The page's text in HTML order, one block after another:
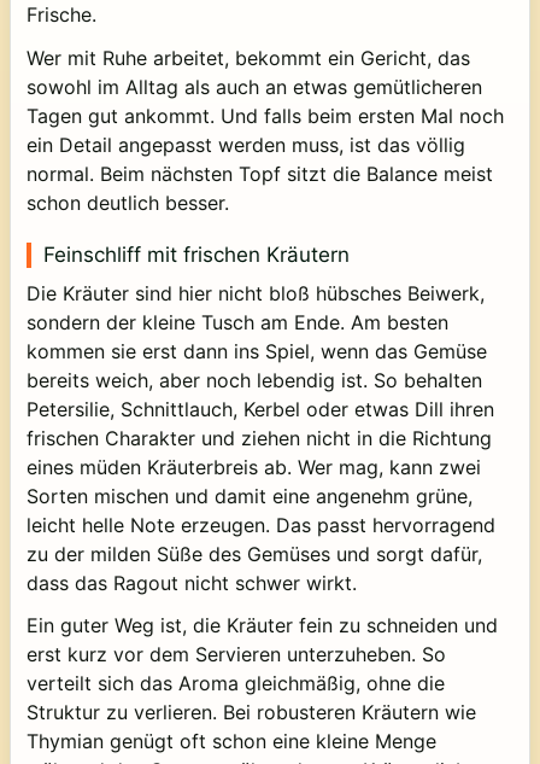
Frische.
Wer mit Ruhe arbeitet, bekommt ein Gericht, das
sowohl im Alltag als auch an etwas gemütlicheren
Tagen gut ankommt. Und falls beim ersten Mal noch
ein Detail angepasst werden muss, ist das völlig
normal. Beim nächsten Topf sitzt die Balance meist
schon deutlich besser.
Feinschliff mit frischen Kräutern
Die Kräuter sind hier nicht bloß hübsches Beiwerk,
sondern der kleine Tusch am Ende. Am besten
kommen sie erst dann ins Spiel, wenn das Gemüse
bereits weich, aber noch lebendig ist. So behalten
Petersilie, Schnittlauch, Kerbel oder etwas Dill ihren
frischen Charakter und ziehen nicht in die Richtung
eines müden Kräuterbreis ab. Wer mag, kann zwei
Sorten mischen und damit eine angenehm grüne,
leicht helle Note erzeugen. Das passt hervorragend
zu der milden Süße des Gemüses und sorgt dafür,
dass das Ragout nicht schwer wirkt.
Ein guter Weg ist, die Kräuter fein zu schneiden und
erst kurz vor dem Servieren unterzuheben. So
verteilt sich das Aroma gleichmäßig, ohne die
Struktur zu verlieren. Bei robusteren Kräutern wie
Thymian genügt oft schon eine kleine Menge